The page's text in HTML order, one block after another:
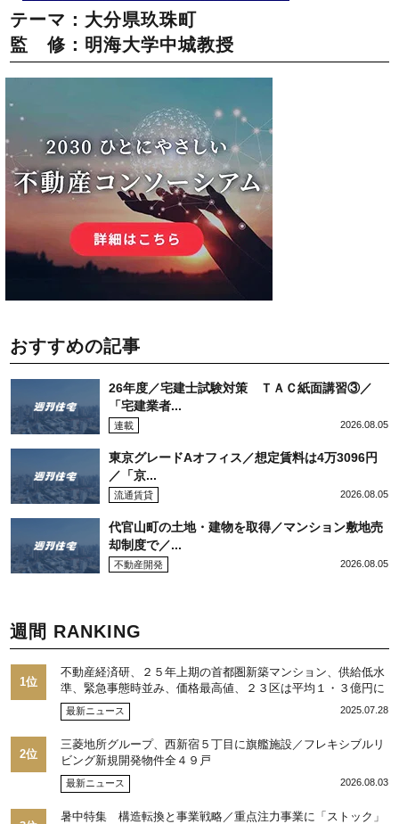
テーマ：大分県玖珠町
監 修：明海大学中城教授
おすすめの記事
26年度／宅建士試験対策 ＴＡＣ紙面講習③／
「宅建業者...
連載 2026.08.05
東京グレードAオフィス／想定賃料は4万3096円
／「京...
流通賃貸 2026.08.05
代官山町の土地・建物を取得／マンション敷地売
却制度で／...
不動産開発 2026.08.05
週間 RANKING
1位
不動産経済研、２５年上期の首都圏新築マンション、供給低水
準、緊急事態時並み、価格最高値、２３区は平均１・３億円に
最新ニュース 2025.07.28
2位
三菱地所グループ、西新宿５丁目に旗艦施設／フレキシブルリ
ビング新規開発物件全４９戸
最新ニュース 2026.08.03
暑中特集 構造転換と事業戦略／重点注力事業に「ストック」